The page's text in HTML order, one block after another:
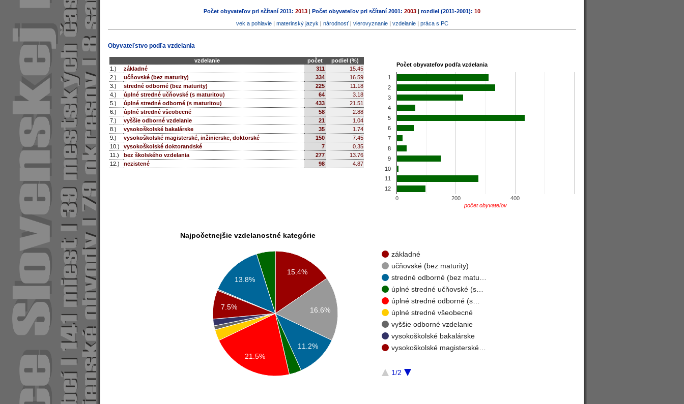
Počet obyvateľov pri sčítaní 2011: 2013 | Počet obyvateľov pri sčítaní 2001: 2003 | rozdiel (2011-2001): 10
vek a pohlavie| materinský jazyk | národnosť| vierovyznanie| vzdelanie| práca s PC
Obyvateľstvo podľa vzdelania
vzdelanie počet
podiel (%)
1.)
základné 311
15.45
2.)
učňovské (bez maturity) 334
16.59
3.)
stredné odborné (bez maturity) 225
11.18
4.)
úplné stredné učňovské (s maturitou) 64
3.18
5.)
úplné stredné odborné (s maturitou) 433
21.51
6.)
úplné stredné všeobecné 58
2.88
7.)
vyššie odborné vzdelanie 21
1.04
8.)
vysokoškolské bakalárske 35
1.74
9.)
vysokoškolské magisterské, inžinierske, doktorské 150
7.45
10.)
vysokoškolské doktorandské 7
0.35
11.)
bez školského vzdelania 277
13.76
12.)
nezistené 98 4.87
Počet obyvateľov podľa vzdelania
0 200 400
1
2
3
4
5
6
7
8
9
10
11
12
počet obyvateľov
Najpočetnejšie vzdelanostné kategórie
základné
učňovské (bez maturity)
stredné odborné (bez matu…
úplné stredné učňovské (s…
úplné stredné odborné (s…
úplné stredné všeobecné
vyššie odborné vzdelanie
vysokoškolské bakalárske
vysokoškolské magisterské…
1/2
15.4%
16.6%
11.2%
13.8%
7.5%
21.5%